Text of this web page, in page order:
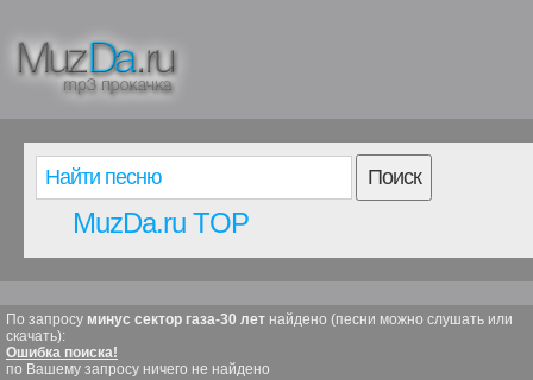
Поиск
MuzDa.ru TOP
По запросу минус сектор газа-30 лет найдено (песни можно слушать или
скачать):
Ошибка поиска!
по Вашему запросу ничего не найдено